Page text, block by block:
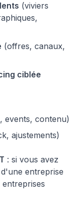
(viviers
(offres, canaux,
ciblée
events, contenu)
ajustements)
: si vous avez
entreprise